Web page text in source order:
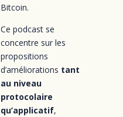
Bitcoin.
Ce podcast se
concentre sur les
propositions
d’améliorations tant
au niveau
protocolaire
qu’applicatif,